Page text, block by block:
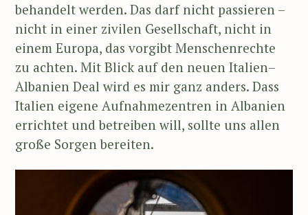
behandelt werden. Das darf nicht passieren –
nicht in einer zivilen Gesellschaft, nicht in
einem Europa, das vorgibt Menschenrechte
zu achten. Mit Blick auf den neuen Italien–
Albanien Deal wird es mir ganz anders. Dass
Italien eigene Aufnahmezentren in Albanien
errichtet und betreiben will, sollte uns allen
große Sorgen bereiten.